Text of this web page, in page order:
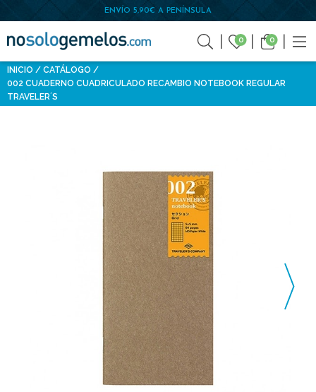
ENVÍO 5,90€ A PENÍNSULA
0 0
INICIO
CATÁLOGO
002 CUADERNO CUADRICULADO RECAMBIO NOTEBOOK REGULAR
TRAVELER´S